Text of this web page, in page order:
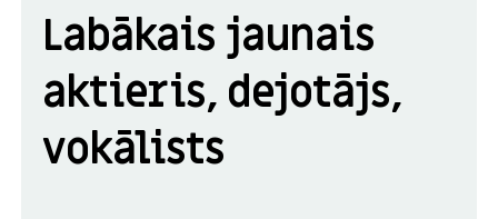
Labākais jaunais
aktieris, dejotājs,
vokālists